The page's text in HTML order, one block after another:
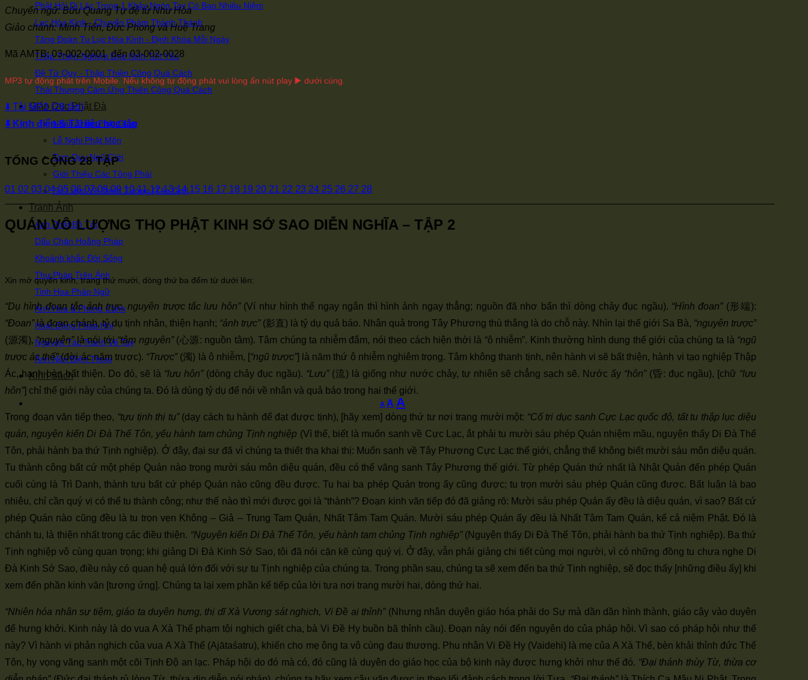
Phật Hỏi Di Lặc Trong 1 Khảy Ngón Tay Có Bao Nhiêu Niệm
Lục Hòa Kính - Chuyển Phàm Thành Thánh
Tăng Đoàn Tu Lục Hòa Kính - Định Khóa Mỗi Ngày
Thập Thiện Nghiệp Đạo Kinh Tiết Yếu
Đệ Tử Quy - Thập Thiện Công Quá Cách
Thái Thượng Cảm Ứng Thiên Công Quá Cách
Giáo Dục Phật Đà
Nhận Thức Phật Giáo
Lễ Nghi Phật Môn
Tam Quy Ngũ Giới
Giới Thiệu Các Tông Phái
Sơ Lược Về Danh Tướng (Tên Gọi)
Tranh Ảnh
Ảnh Phật Bồ Tát
Dấu Chân Hoằng Pháp
Khoảnh khắc Đời Sống
Thư Pháp Trên Ảnh
Tinh Hoa Pháp Ngữ
Ảnh Hoa & Phong Cảnh
Hoạt Động Pháp Hội
Nguyên Tác Tranh Vẽ Tay
Ảnh Nền Điện Thoại
Kinh Sách
A Decrease
font
size.
A Reset
font
size.
A
font
size.
Chuyển ngữ: Bửu Quang Tự đệ tử Như Hòa
Giảo chánh: Minh Tiến, Đức Phong và Huệ Trang
Mã AMTB: 03-002-0001 đến 03-002-0028
MP3 tự động phát trên Mobile. Nếu không tự động phát vui lòng ấn nút play ▶️ dưới cùng.
⬇️ Tải MP3 (28 tập)
⬇️ Kinh điển & Tài liệu học tập
TỔNG CỘNG 28 TẬP
01 02 03 04 05 06 07 08 09 10 11 12 13 14 15 16 17 18 19 20 21 22 23 24 25 26 27 28
QUÁN VÔ LƯỢNG THỌ PHẬT KINH SỚ SAO DIỄN NGHĨA – TẬP 2
Xin mở quyển kinh, trang thứ mười, dòng thứ ba đếm từ dưới lên:
“Dụ hình đoan tắc ảnh trực, nguyên trược tắc lưu hôn”(Ví như hình thể ngay ngắn thì hình ảnh ngay thẳng; nguồn đã nhơ bẩn thì dòng chảy đục ngầu). “Hình đoan”(形端):
“Đoan”là đoan chánh, tỷ dụ tịnh nhân, thiện hạnh; “ảnh trực”(影直) là tỷ dụ quả báo. Nhân quả trong Tây Phương thù thắng là do chỗ này. Nhìn lại thế giới Sa Bà, “nguyên trược”
(源濁), “nguyên”là nói tới“tâm nguyên”(心源: nguồn tâm). Tâm chúng ta nhiễm đắm, nói theo cách hiện thời là “ô nhiễm”. Kinh thường hình dung thế giới của chúng ta là “ngũ
trược ác thế”(đời ác năm trược). “Trược”(濁) là ô nhiễm, [“ngũ trược”] là năm thứ ô nhiễm nghiêm trọng. Tâm không thanh tịnh, nên hành vi sẽ bất thiện, hành vi tạo nghiệp Thập
Ác, hạnh bèn bất thiện. Do đó, sẽ là “lưu hôn” (dòng chảy đục ngầu). “Lưu”(流) là giống như nước chảy, tự nhiên sẽ chẳng sạch sẽ. Nước ấy “hôn”(昏: đục ngầu), [chữ “lưu
hôn”] chỉ thế giới này của chúng ta. Đó là dùng tỷ dụ để nói về nhân và quả báo trong hai thế giới.
Trong đoạn văn tiếp theo, “tựu tịnh thị tu”(dạy cách tu hành để đạt được tịnh), [hãy xem] dòng thứ tư nơi trang mười một: “Cố tri dục sanh Cực Lạc quốc độ, tất tu thập lục diệu
quán, nguyện kiến Di Đà Thế Tôn, yếu hành tam chủng Tịnh nghiệp (Vì thế, biết là muốn sanh về Cực Lạc, ắt phải tu mười sáu phép Quán nhiệm mầu, nguyện thấy Di Đà Thế
Tôn, phải hành ba thứ Tịnh nghiệp). Ở đây, đại sư đã vì chúng ta thiết tha khai thị: Muốn sanh về Tây Phương Cực Lạc thế giới, chẳng thể không biết mười sáu môn diệu quán.
Tu thành công bất cứ một phép Quán nào trong mười sáu môn diệu quán, đều có thể vãng sanh Tây Phương thế giới. Từ phép Quán thứ nhất là Nhật Quán đến phép Quán
cuối cùng là Trì Danh, thành tựu bất cứ phép Quán nào cũng đều được. Tu hai ba phép Quán trong ấy cũng được; tu trọn mười sáu phép Quán cũng được. Bất luận là bao
nhiêu, chỉ cần quý vị có thể tu thành công; như thế nào thì mới được gọi là “thành”? Đoạn kinh văn tiếp đó đã giảng rõ: Mười sáu phép Quán ấy đều là diệu quán, vì sao? Bất cứ
phép Quán nào cũng đều là tu trọn vẹn Không – Giả – Trung Tam Quán, Nhất Tâm Tam Quán. Mười sáu phép Quán ấy đều là Nhất Tâm Tam Quán, kể cả niệm Phật. Đó là
chánh tu, là thiện nhất trong các điều thiện. “Nguyện kiến Di Đà Thế Tôn, yếu hành tam chủng Tịnh nghiệp”(Nguyện thấy Di Đà Thế Tôn, phải hành ba thứ Tịnh nghiệp). Ba thứ
Tịnh nghiệp vô cùng quan trọng; khi giảng Di Đà Kinh Sớ Sao, tôi đã nói cặn kẽ cùng quý vị. Ở đây, vẫn phải giảng chi tiết cùng mọi người, vì có những đồng tu chưa nghe Di
Đà Kinh Sớ Sao, điều này có quan hệ quá lớn đối với sự tu Tịnh nghiệp của chúng ta. Trong phần sau, chúng ta sẽ xem đến ba thứ Tịnh nghiệp, sẽ đọc thấy [những điều ấy] khi
xem đến phần kinh văn [tương ứng]. Chúng ta lại xem phần kế tiếp của lời tựa nơi trang mười hai, dòng thứ hai.
“Nhiên hóa nhân sự tiệm, giáo tạ duyên hưng, thị dĩ Xà Vương sát nghịch, Vi Đề ai thỉnh”(Nhưng nhân duyên giáo hóa phải do Sự mà dần dần hình thành, giáo cậy vào duyên
để hưng khởi. Kinh này là do vua A Xà Thế phạm tội nghịch giết cha, bà Vi Đề Hy buồn bã thỉnh cầu). Đoạn này nói đến nguyên do của pháp hội. Vì sao có pháp hội như thế
này? Vì hành vi phản nghịch của vua A Xà Thế (Ajātaśatru), khiến cho mẹ ông ta vô cùng đau thương. Phu nhân Vi Đề Hy (Vaidehi) là mẹ của A Xà Thế, bèn khải thỉnh đức Thế
Tôn, hy vọng vãng sanh một cõi Tịnh Độ an lạc. Pháp hội do đó mà có, đó cũng là duyên do giáo học của bộ kinh này được hưng khởi như thế đó. “Đại thánh thùy Từ, thừa cơ